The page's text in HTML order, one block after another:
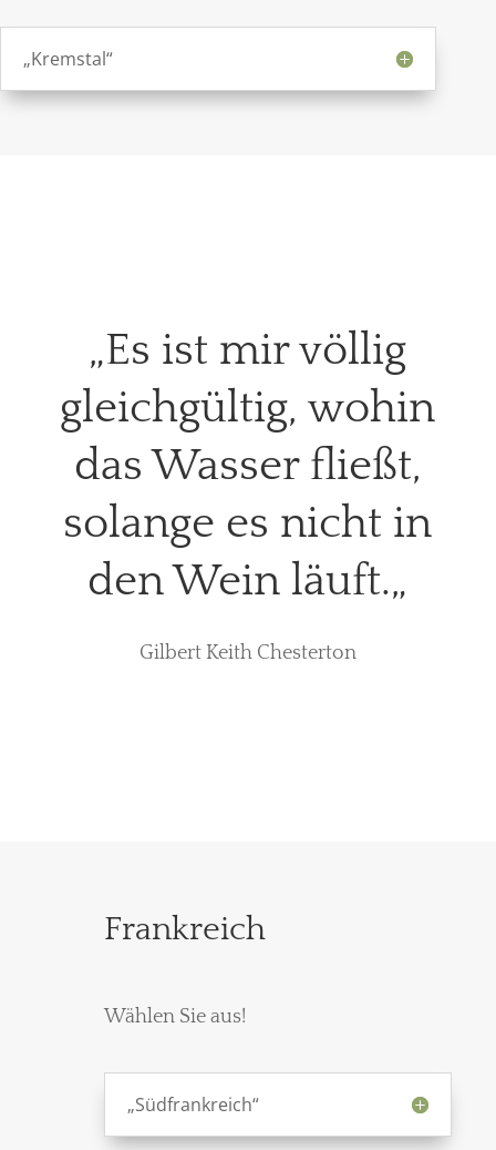
„Kremstal“
„Es ist mir völlig
gleichgültig, wohin
das Wasser fließt,
solange es nicht in
den Wein läuft.„
Gilbert Keith Chesterton
Frankreich
Wählen Sie aus!
„Südfrankreich“